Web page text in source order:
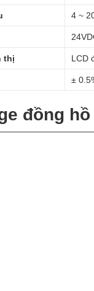
4 ~
thị LCD
±
đồng